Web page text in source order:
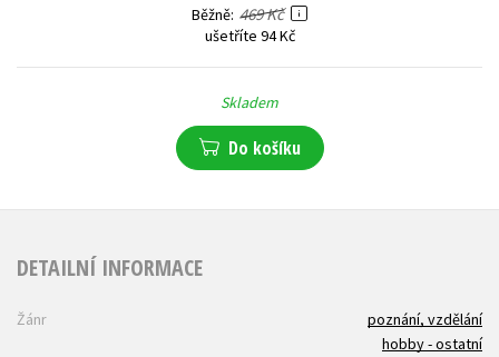
Běžně 469 Kč
ušetříte 94 Kč
Skladem
Do košíku
DETAILNÍ INFORMACE
Žánr
poznání, vzdělání
hobby - ostatní